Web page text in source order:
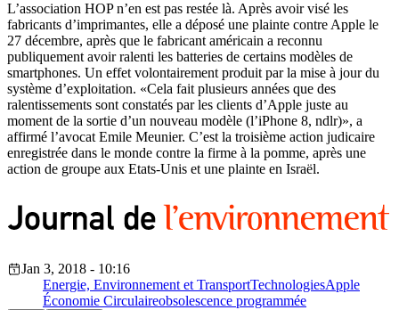
L’association HOP n’en est pas restée là. Après avoir visé les
fabricants d’imprimantes, elle a déposé une plainte contre Apple le
27 décembre, après que le fabricant américain a reconnu
publiquement avoir ralenti les batteries de certains modèles de
smartphones. Un effet volontairement produit par la mise à jour du
système d’exploitation. «Cela fait plusieurs années que des
ralentissements sont constatés par les clients d’Apple juste au
moment de la sortie d’un nouveau modèle (l’iPhone 8, ndlr)», a
affirmé l’avocat Emile Meunier. C’est la troisième action judicaire
enregistrée dans le monde contre la firme à la pomme, après une
action de groupe aux Etats-Unis et une plainte en Israël.
Jan 3, 2018 - 10:16
Energie, Environnement et TransportTechnologiesApple
Économie Circulaireobsolescence programmée